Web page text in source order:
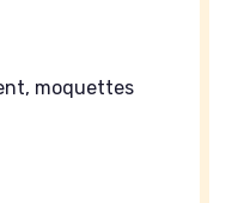
moquettes